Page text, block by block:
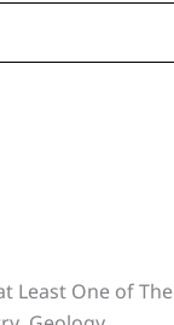
Least One of The